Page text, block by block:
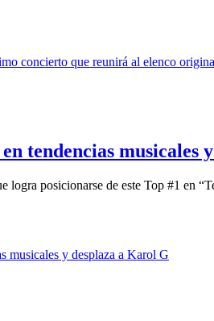
tendencias musicales
posicionarse de este Top #1 en